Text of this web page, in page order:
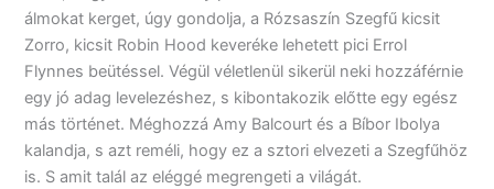
álmokat kerget, úgy gondolja, a Rózsaszín Szegfű kicsit
Zorro, kicsit Robin Hood keveréke lehetett pici Errol
Flynnes beütéssel. Végül véletlenül sikerül neki hozzáférnie
egy jó adag levelezéshez, s kibontakozik előtte egy egész
más történet. Méghozzá Amy Balcourt és a Bíbor Ibolya
kalandja, s azt reméli, hogy ez a sztori elvezeti a Szegfűhöz
is. S amit talál az eléggé megrengeti a világát.